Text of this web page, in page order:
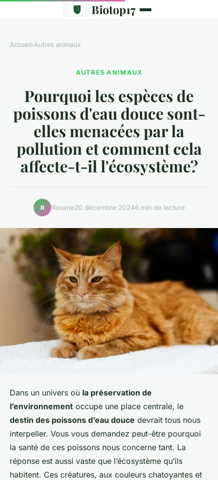
Biotop17
Accueil›Autres animaux
AUTRES ANIMAUX
Pourquoi les espèces de
poissons d'eau douce sont-
elles menacées par la
pollution et comment cela
affecte-t-il l'écosystème?
R Roxane20 décembre 20246 min de lecture
Dans un univers où la préservation de
l’environnement occupe une place centrale, le
destin des poissons d’eau douce devrait tous nous
interpeller. Vous vous demandez peut-être pourquoi
la santé de ces poissons nous concerne tant. La
réponse est aussi vaste que l’écosystème qu’ils
habitent. Ces créatures, aux couleurs chatoyantes et